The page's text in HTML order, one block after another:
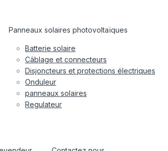
Panneaux solaires photovoltaïques
Batterie solaire
Câblage et connecteurs
Disjoncteurs et protections électriques
Onduleur
panneaux solaires
Regulateur